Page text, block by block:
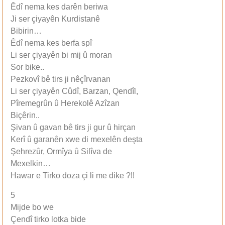
Êdî nema kes darên beriwa
Ji ser çiyayên Kurdistanê
Bibirin…
Êdî nema kes berfa spî
Li ser çiyayên bi mij û moran
Sor bike..
Pezkovî bê tirs ji nêçîrvanan
Li ser çiyayên Cûdî, Barzan, Qendîl,
Pîremegrûn û Herekolê Azîzan
Biçêrin..
Şivan û gavan bê tirs ji gur û hirçan
Kerî û garanên xwe di mexelên deşta
Şehrezûr, Ormîya û Silîva de
Mexelkin…
Hawar e Tirko doza çi li me dike ?!!
5
Mijde bo we
Çendî tirko lotka bide